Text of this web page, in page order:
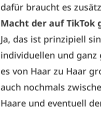
dafür braucht es
Macht der auf TikTok
Ja, das ist prinzipiell
individuellen und ganz
es von Haar zu Haar
auch nochmals
Haare und eventuell